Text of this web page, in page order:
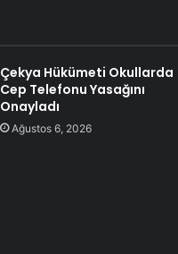
Çekya Hükümeti Okullarda
Cep Telefonu Yasağını
Onayladı
Ağustos 6, 2026